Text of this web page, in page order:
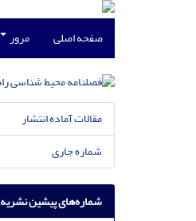
صفحه اصلی مرور
مقالات آماده انتشار
شماره جاری
شماره‌های پیشین نشریه